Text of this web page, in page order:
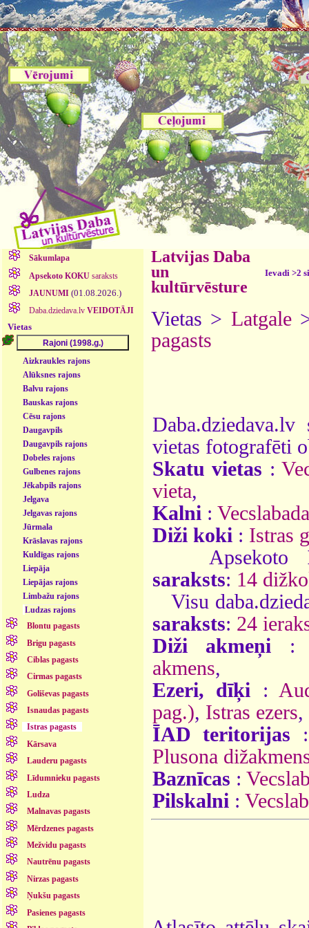
Sākumlapa
Apsekoto KOKUsaraksts
JAUNUMI (01.08.2026.)
Daba.dziedava.lv VEIDOTĀJI
Vietas
Aizkraukles rajons
Alūksnes rajons
Balvu rajons
Bauskas rajons
Cēsu rajons
Daugavpils
Daugavpils rajons
Dobeles rajons
Gulbenes rajons
Jēkabpils rajons
Jelgava
Jelgavas rajons
Jūrmala
Krāslavas rajons
Kuldīgas rajons
Liepāja
Liepājas rajons
Limbažu rajons
Ludzas rajons
Blontu pagasts
Brigu pagasts
Ciblas pagasts
Cirmas pagasts
Goliševas pagasts
Isnaudas pagasts
Istras pagasts
Kārsava
Lauderu pagasts
Līdumnieku pagasts
Ludza
Malnavas pagasts
Mērdzenes pagasts
Mežvidu pagasts
Nautrēnu pagasts
Nirzas pagasts
Ņukšu pagasts
Pasienes pagasts
Latvijas Daba
un
kultūrvēsture
Ievadi >2
Vietas > Latgale
pagasts
vietas fotografēti
Skatu vietas :
vieta,
Kalni :
Diži koki : Istras
Apsekoto
saraksts: 14
Visu
saraksts: 24
Diži akmeņi
akmens,
Ezeri, dīķi :
pag.), Istras ezers,
ĪAD teritorijas
Plusona
Baznīcas :
Pilskalni :